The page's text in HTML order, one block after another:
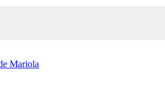
Mariola